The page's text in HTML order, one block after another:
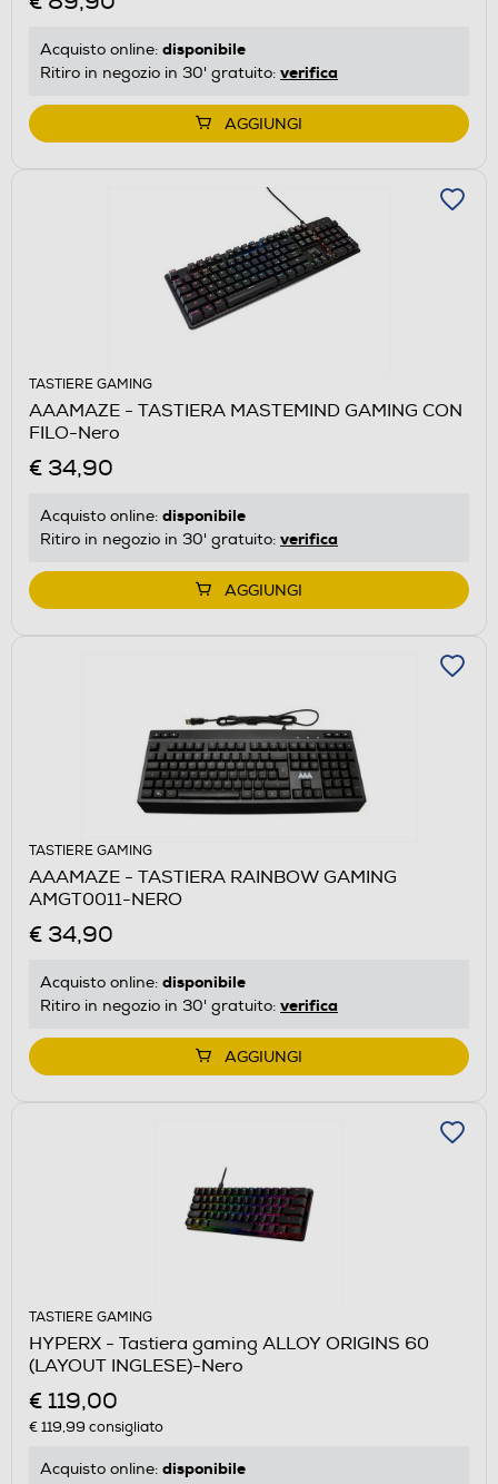
Acquisto online: disponibile
Ritiro in negozio in 30' gratuito: verifica
AGGIUNGI
TASTIERE GAMING
AAAMAZE - TASTIERA MASTEMIND GAMING CON
FILO-Nero
€ 34,90
Acquisto online: disponibile
Ritiro in negozio in 30' gratuito: verifica
AGGIUNGI
TASTIERE GAMING
AAAMAZE - TASTIERA RAINBOW GAMING
AMGT0011-NERO
€ 34,90
Acquisto online: disponibile
Ritiro in negozio in 30' gratuito: verifica
AGGIUNGI
TASTIERE GAMING
HYPERX - Tastiera gaming ALLOY ORIGINS 60
(LAYOUT INGLESE)-Nero
€ 119,00
€ 119,99 consigliato
Acquisto online: disponibile